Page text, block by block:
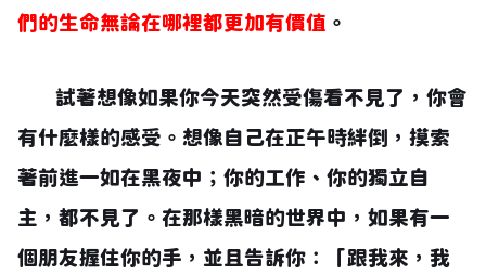
們的生命無論在哪裡都更加有價值 。
試著想像如果你今天突然受傷看不見了，你會
有什麼樣的感受。想像自己在正午時絆倒，摸索
著前進一如在黑夜中；你的工作、你的獨立自
主，都不見了。在那樣黑暗的世界中，如果有一
個朋友握住你的手，並且告訴你：「跟我來，我